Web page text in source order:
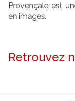
Provençale est
en images.
Retrouvez